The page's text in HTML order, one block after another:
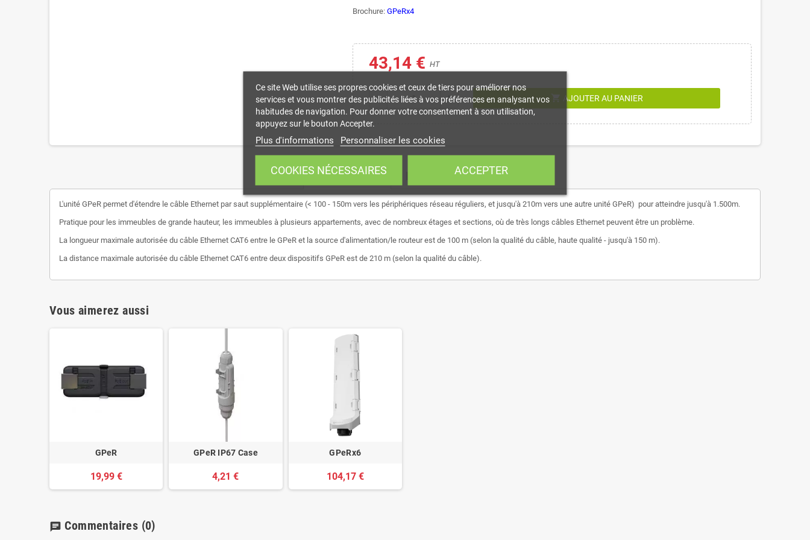
Brochure: GPeRx4
43,14 € HT
remove add shopping_cart AJOUTER AU PANIER
DESCRIPTION FICHE TECHNIQUE
L'unité GPeR permet d'étendre le câble Ethernet par saut supplémentaire (< 100 - 150m vers les périphériques réseau réguliers, et jusqu'à 210m vers une autre unité GPeR) pour atteindre jusqu'à 1.500m.
Pratique pour les immeubles de grande hauteur, les immeubles à plusieurs appartements, avec de nombreux étages et sections, où de très longs câbles Ethernet peuvent être un problème.
La longueur maximale autorisée du câble Ethernet CAT6 entre le GPeR et la source d'alimentation/le routeur est de 100 m (selon la qualité du câble, haute qualité - jusqu'à 150 m).
La distance maximale autorisée du câble Ethernet CAT6 entre deux dispositifs GPeR est de 210 m (selon la qualité du câble).
Vous aimerez aussi
GPeR
19,99 €
GPeR IP67 Case
4,21 €
GPeRx6
104,17 €
chat Commentaires (0)
Ce site Web utilise ses propres cookies et ceux de tiers pour améliorer nos
services et vous montrer des publicités liées à vos préférences en analysant vos
habitudes de navigation. Pour donner votre consentement à son utilisation,
appuyez sur le bouton Accepter.
Plus d'informations Personnaliser les cookies
COOKIES NÉCESSAIRES ACCEPTER